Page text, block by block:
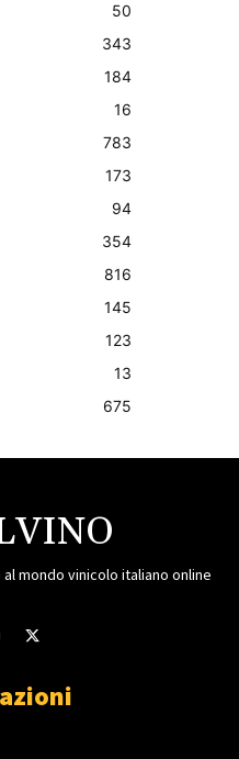
50
343
184
16
783
173
94
354
816
145
123
13
675
mondo vinicolo italiano online